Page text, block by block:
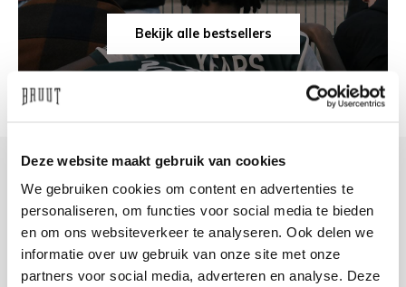
Deze website maakt gebruik van cookies
We gebruiken cookies om content en advertenties te
personaliseren, om functies voor social media te bieden
en om ons websiteverkeer te analyseren. Ook delen we
informatie over uw gebruik van onze site met onze
partners voor social media, adverteren en analyse. Deze
Bekijk alle bestsellers
+31 23 205 2006
info@bruut.nl
Contact Formulier